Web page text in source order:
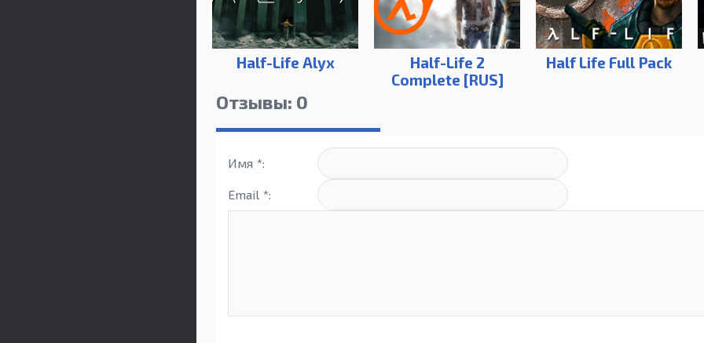
Half-Life Alyx
Half-Life 2
Complete [RUS]
Half Life Full Pack
Отзывы: 0
Имя *:
Email *: